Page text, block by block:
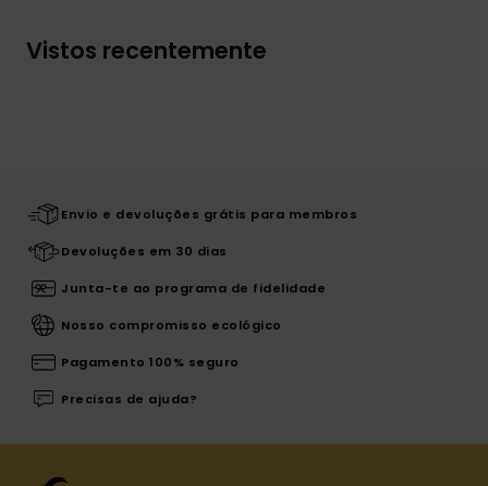
Vistos recentemente
Envio e devoluções grátis para membros
Devoluções em 30 dias
Junta-te ao programa de fidelidade
Nosso compromisso ecológico
Pagamento 100% seguro
Precisas de ajuda?